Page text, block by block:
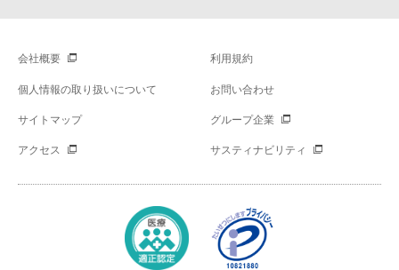
会社概要 利用規約
個人情報の取り扱いについて お問い合わせ
サイトマップ グループ企業
アクセス サスティナビリティ